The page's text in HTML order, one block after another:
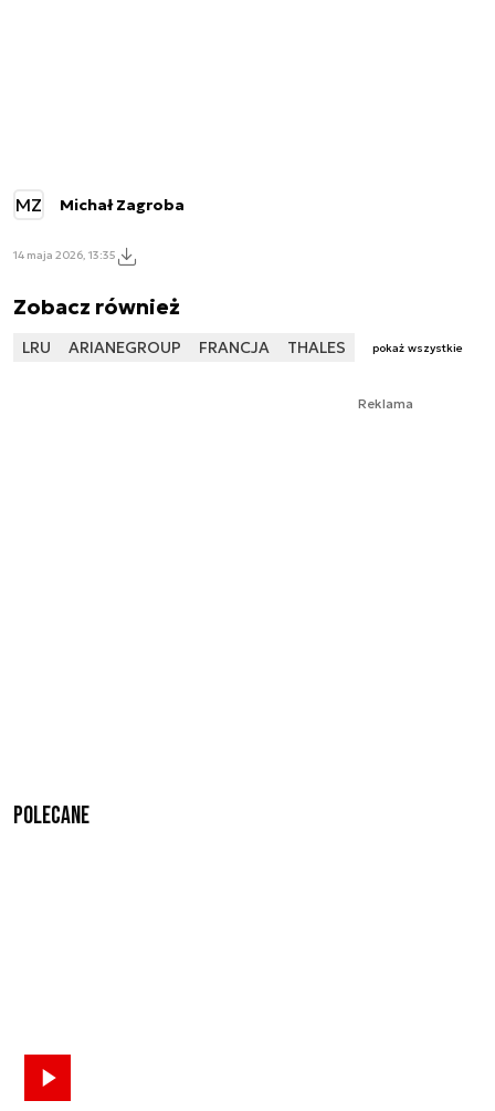
MZ Michał Zagroba
14 maja 2026, 13:35
Zobacz również
LRU ARIANEGROUP FRANCJA THALES pokaż wszystkie
Reklama
Polecane